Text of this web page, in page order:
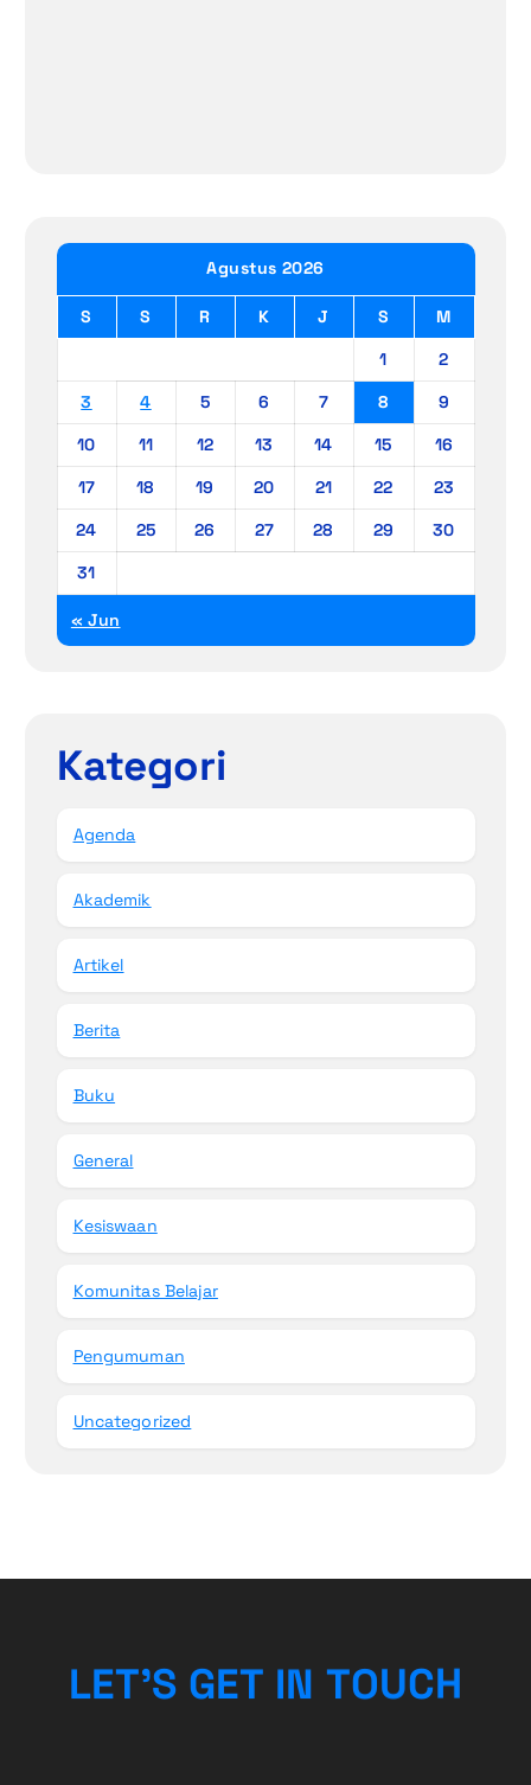
Agustus 2026
S S R K J S
M
1
2
3
4 5 6 7 8
9
10
11 12 13 14 15
16
17
18 19 20 21 22
23
24
25 26 27 28 29
30
31
« Jun
Kategori
Agenda
Akademik
Artikel
Berita
Buku
General
Kesiswaan
Komunitas Belajar
Pengumuman
Uncategorized
LET’S GET IN TOUCH